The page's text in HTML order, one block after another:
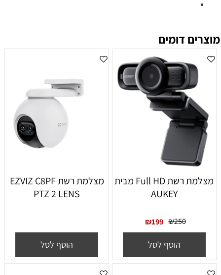
מוצרים דומים
מצלמת רשת Full HD מבית
AUKEY
₪250
₪199
הוסף לסל
מצלמת רשת EZVIZ C8PF
PTZ 2 LENS
הוסף לסל